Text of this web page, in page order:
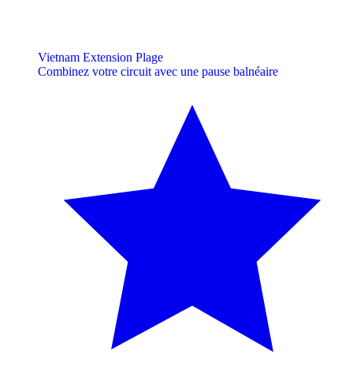
Vietnam Extension Plage
Combinez votre circuit avec une pause balnéaire